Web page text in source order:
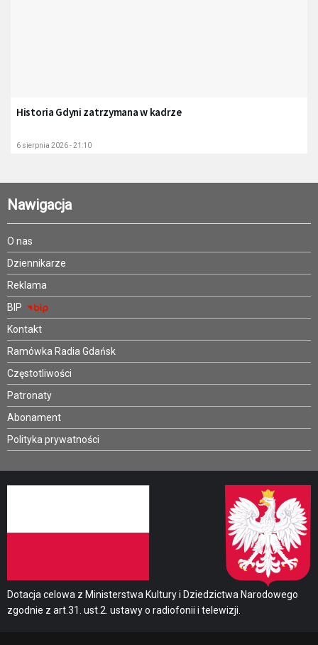
Historia Gdyni zatrzymana w kadrze
6 sierpnia 2026 - 21:10
Nawigacja
O nas
Dziennikarze
Reklama
BIP
Kontakt
Ramówka Radia Gdańsk
Częstotliwości
Patronaty
Abonament
Polityka prywatności
Dotacja celowa z Ministerstwa Kultury i Dziedzictwa Narodowego
zgodnie z art.31. ust.2. ustawy o radiofonii i telewizji.